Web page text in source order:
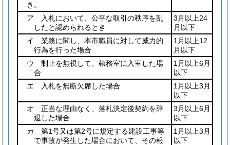
き。
ア 入札において、公平な取引の秩序を乱
したと認められるとき
3月以上24
月以下
イ 業務に関し、本市職員に対して威力的
行為を行った場合
1月以上12
月以下
ウ 制止を無視して、執務室に入室した場
合
1月以上6月
以下
エ 入札を無断欠席した場合
1月以上3月
以下
オ 正当な理由なく、落札決定後契約を辞
退した場合
3月以上6月
以下
カ 第1号又は第2号に規定する建設工事等
で事故が発生した場合において、その報
1月以上3月
以下